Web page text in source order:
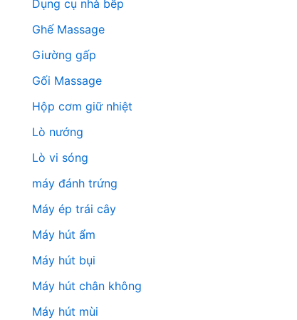
Dụng cụ nhà bếp
Ghế Massage
Giường gấp
Gối Massage
Hộp cơm giữ nhiệt
Lò nướng
Lò vi sóng
máy đánh trứng
Máy ép trái cây
Máy hút ẩm
Máy hút bụi
Máy hút chân không
Máy hút mùi